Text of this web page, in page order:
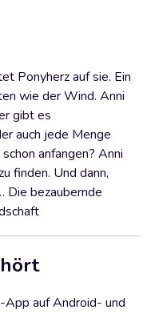
Ponyherz auf sie. Ein
wie der Wind. Anni
gibt es
auch jede Menge
anfangen? Anni
finden. Und dann,
Die bezaubernde
App auf Android- und